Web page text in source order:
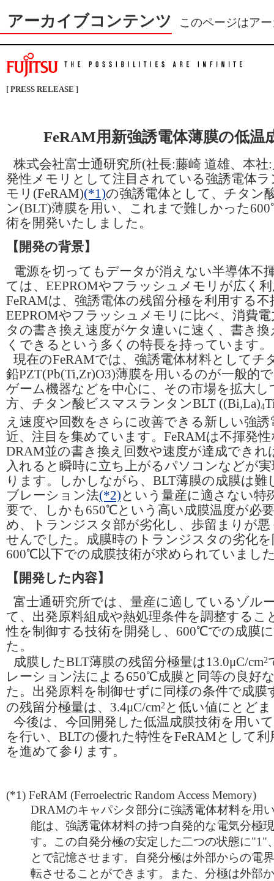
アーカイブコンテンツ このページはア
[ PRESS RELEASE ]
FeRAM用新強誘電体薄膜の低温
株式会社富士通研究所(社長:藤崎 道雄、本社
発性メモリとして注目されている強誘電体
モリ(FeRAM)(*1)の強誘電体として、チタン
ン(BLT)薄膜を用い、これまで難しかった
術を開発いたしました。
【開発の背景】
電源を切ってもデータが消えない半導体不
ては、EEPROMやフラッシュメモリが広く
FeRAMは、強誘電体の残留分極を利用する
EEPROMやフラッシュメモリに比べ、消費
タの書き換え速度がケタ違いに速く、書き
くできるという多くの特長を持っています。
現在のFeRAMでは、強誘電体材料としてチ
鉛PZT(Pb(Ti,Zr)O3)薄膜を用いるのが一般的
ゲーム機器などを中心に、その市場を拡大
方、チタン酸ビスマスランタンBLT ((Bi,La)4
え速度や回数をさらに改善できる新しい強
近、注目を集めています。FeRAMは不揮発
DRAM並の書き換え回数や速度が達成できれ
入れると瞬時に立ち上がるパソコンなどが
ります。しかしながら、BLT薄膜の成膜は難
ブレーション法(*2)という量産に適さない特
要で、しかも650℃という高い成膜温度が必
め、トランジスタ部が劣化し、歩留まりが
せんでした。成膜時のトランジスタの劣化
600℃以下での成膜技術が求められていまし
【開発した内容】
富士通研究所では、量産に適しているゾル
て、出発原料組成や熱処理条件を調整するこ
性を制御する技術を開発し、600℃での成膜
た。
成膜したBLT薄膜の残留分極量は13.0μC/cm2
レーション法による650℃成膜と同等の良好
た。出発原料を制御せずに同様の条件で成膜
の残留分極量は、3.4μC/cm2 と低い値にとど
今後は、今回開発した低温成膜技術を用い
を行い、BLTの優れた特性をFeRAMとして
を進めて参ります。
(*1) FeRAM (Ferroelectric Random Access Memory)
DRAMのキャパシタ部分に強誘電体材料を用
能は、強誘電体材料の持つ自発的な電気分極
す。この自発分極の安定した二つの状態に"1"
とで記憶させます。自発分極は外部からの電
転させることができます。また、分極は外部